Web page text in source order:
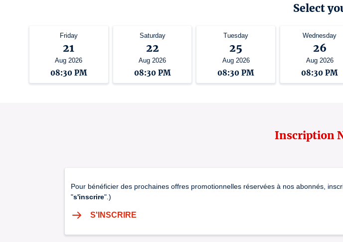
Select
Friday
21
Aug 2026
08:30 PM
Saturday
22
Aug 2026
08:30 PM
Tuesday
25
Aug 2026
08:30 PM
Wednesday
26
Aug 2026
08:30 PM
Inscription
Pour bénéficier des prochaines offres promotionnelles réservées à nos abonnés,
"s'inscrire".)
S'INSCRIRE